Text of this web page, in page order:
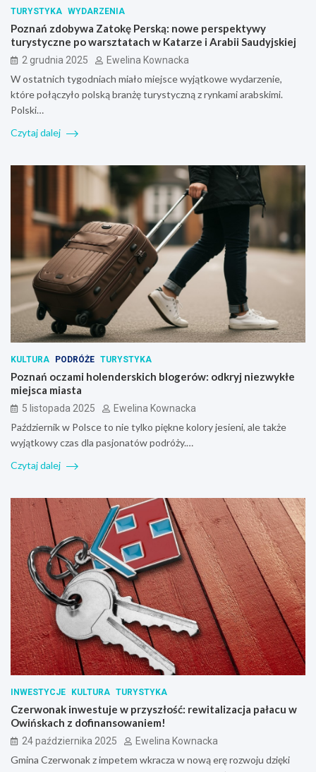
TURYSTYKA WYDARZENIA
Poznań zdobywa Zatokę Perską: nowe perspektywy
turystyczne po warsztatach w Katarze i Arabii Saudyjskiej
2 grudnia 2025 Ewelina Kownacka
W ostatnich tygodniach miało miejsce wyjątkowe wydarzenie,
które połączyło polską branżę turystyczną z rynkami arabskimi.
Polski…
Czytaj dalej
KULTURA PODRÓŻE TURYSTYKA
Poznań oczami holenderskich blogerów: odkryj niezwykłe
miejsca miasta
5 listopada 2025 Ewelina Kownacka
Październik w Polsce to nie tylko piękne kolory jesieni, ale także
wyjątkowy czas dla pasjonatów podróży.…
Czytaj dalej
INWESTYCJE KULTURA TURYSTYKA
Czerwonak inwestuje w przyszłość: rewitalizacja pałacu w
Owińskach z dofinansowaniem!
24 października 2025 Ewelina Kownacka
Gmina Czerwonak z impetem wkracza w nową erę rozwoju dzięki